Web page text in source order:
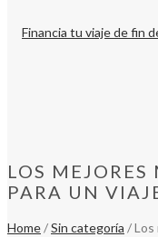
LOS
PARA UN
Home/Sin categoría / Los